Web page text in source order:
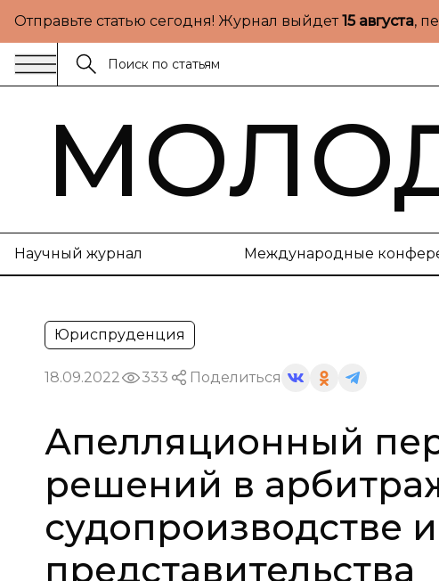
Отправьте статью сегодня! Журнал выйдет15 августа,
Научный журнал Международные
Юриспруденция
18.09.2022 333 Поделиться
Апелляционный
решений в
судопроизводстве
представительства